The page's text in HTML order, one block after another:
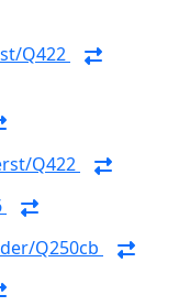
Q422
Q422
Q250cb